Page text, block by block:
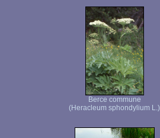
Berce commune
(Heracleum sphondylium L.)